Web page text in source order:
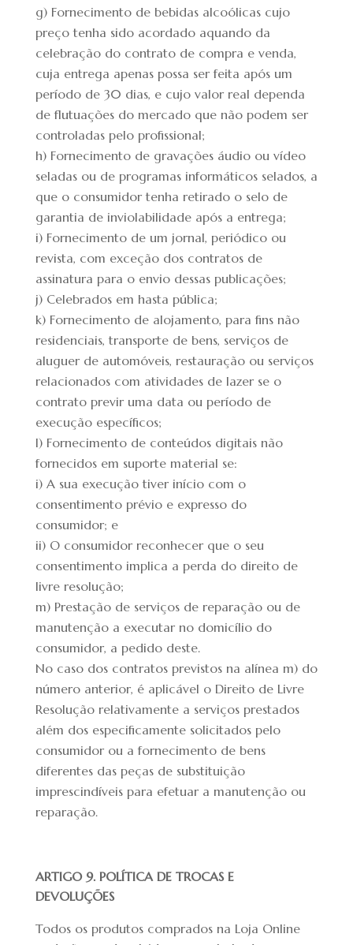
g) Fornecimento de bebidas alcoólicas cujo
preço tenha sido acordado aquando da
celebração do contrato de compra e venda,
cuja entrega apenas possa ser feita após um
período de 30 dias, e cujo valor real dependa
de flutuações do mercado que não podem ser
controladas pelo profissional;
h) Fornecimento de gravações áudio ou vídeo
seladas ou de programas informáticos selados, a
que o consumidor tenha retirado o selo de
garantia de inviolabilidade após a entrega;
i) Fornecimento de um jornal, periódico ou
revista, com exceção dos contratos de
assinatura para o envio dessas publicações;
j) Celebrados em hasta pública;
k) Fornecimento de alojamento, para fins não
residenciais, transporte de bens, serviços de
aluguer de automóveis, restauração ou serviços
relacionados com atividades de lazer se o
contrato previr uma data ou período de
execução específicos;
l) Fornecimento de conteúdos digitais não
fornecidos em suporte material se:
i) A sua execução tiver início com o
consentimento prévio e expresso do
consumidor; e
ii) O consumidor reconhecer que o seu
consentimento implica a perda do direito de
livre resolução;
m) Prestação de serviços de reparação ou de
manutenção a executar no domicílio do
consumidor, a pedido deste.
No caso dos contratos previstos na alínea m) do
número anterior, é aplicável o Direito de Livre
Resolução relativamente a serviços prestados
além dos especificamente solicitados pelo
consumidor ou a fornecimento de bens
diferentes das peças de substituição
imprescindíveis para efetuar a manutenção ou
reparação.
ARTIGO 9. POLÍTICA DE TROCAS E
DEVOLUÇÕES
Todos os produtos comprados na Loja Online